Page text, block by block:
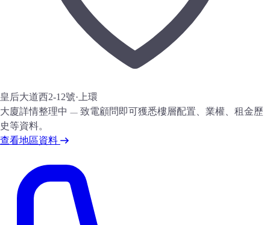
皇后大道西2-12號· 上環
大廈詳情整理中 — 致電顧問即可獲悉樓層配置、業權、租金歷
史等資料。
查看地區資料